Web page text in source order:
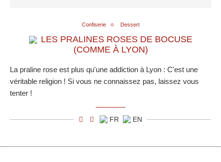
Confiserie Dessert
LES PRALINES ROSES DE BOCUSE
(COMME À LYON)
La praline rose est plus qu'une addiction à Lyon : C'est une
véritable religion ! Si vous ne connaissez pas, laissez vous
tenter !
FR EN